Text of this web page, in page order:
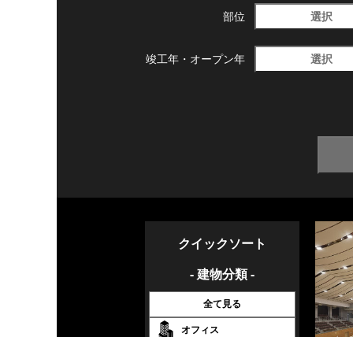
部位 選択
竣工年・ オープン年 選択
クイックソート
- 建物分類 -
全て見る
オフィス